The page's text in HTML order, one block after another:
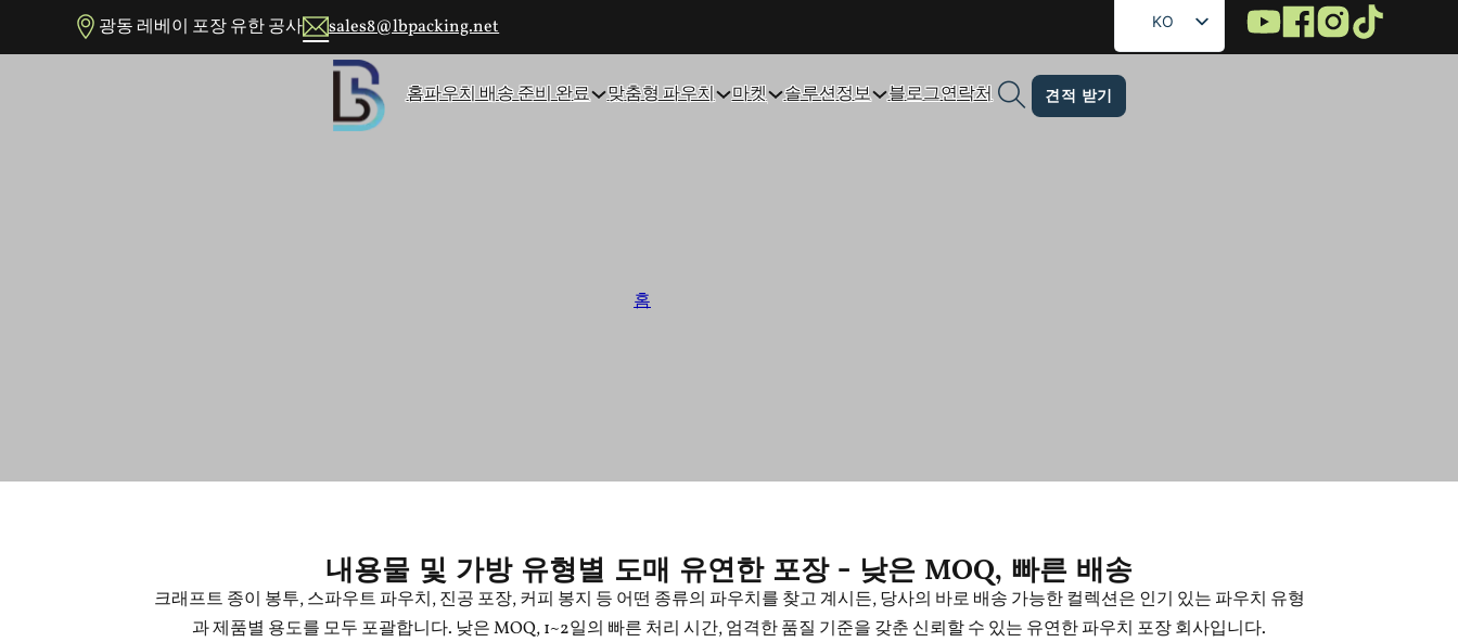
메인 콘텐츠로 건너뛰기
푸터로 건너뛰기광동 레베이 포장 유한 공사 sales8@lbpacking.net
KO
EN
홈파우치 배송 준비 완료 맞춤형 파우치 마켓 솔루션정보 블로그연락처 견적 받기
홈
내용물 및 가방 유형별 도매 유연한 포장 - 낮은 MOQ, 빠른 배송
크래프트 종이 봉투, 스파우트 파우치, 진공 포장, 커피 봉지 등 어떤 종류의 파우치를 찾고 계시든, 당사의 바로 배송 가능한 컬렉션은 인기 있는 파우치 유형
과 제품별 용도를 모두 포괄합니다. 낮은 MOQ, 1~2일의 빠른 처리 시간, 엄격한 품질 기준을 갖춘 신뢰할 수 있는 유연한 파우치 포장 회사입니다.